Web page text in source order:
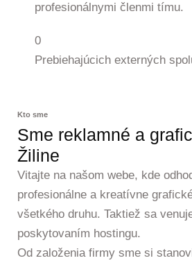
profesionálnymi členmi tímu.
0
Prebiehajúcich externých
Kto sme
Sme reklamné a
Žiline
Vitajte na našom webe, kde
profesionálne a kreatívne
všetkého druhu. Taktiež sa
poskytovaním hostingu.
Od založenia firmy sme si